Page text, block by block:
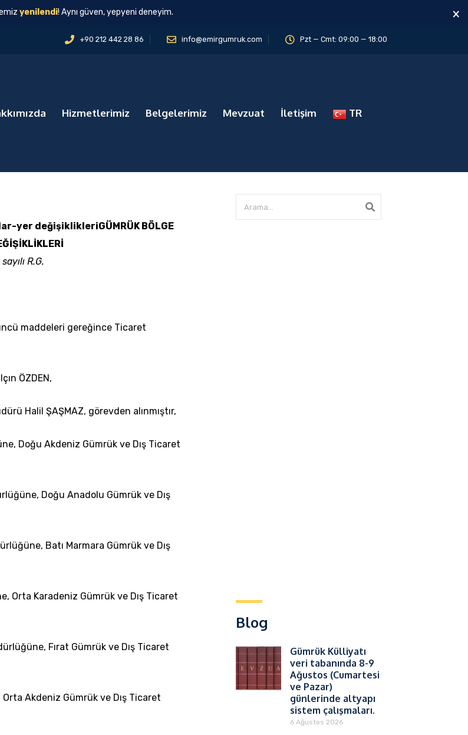
yenilendi! Aynı güven, yepyeni deneyim. ×
+90 212 442 28 86 info@emirgumruk.com Pzt — Cmt: 09:00 — 18:00
Hizmetlerimiz Belgelerimiz Mevzuat İletişim TR
yer değişiklikleriGÜMRÜK BÖLGE
R.G.
maddeleri gereğince Ticaret
ÖZDEN,
Halil ŞAŞMAZ, görevden alınmıştır,
Doğu Akdeniz Gümrük ve Dış Ticaret
Doğu Anadolu Gümrük ve Dış
Batı Marmara Gümrük ve Dış
Orta Karadeniz Gümrük ve Dış Ticaret
Fırat Gümrük ve Dış Ticaret
Akdeniz Gümrük ve Dış Ticaret
Blog
Gümrük Külliyatı
veri tabanında 8-9
Ağustos (Cumartesi
ve Pazar)
günlerinde altyapı
sistem çalışmaları.
6 Ağustos 2026